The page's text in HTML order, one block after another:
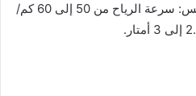
البحر الأحمر وخليج السويس: سرعة الرياح من 50 إلى 60 كم/